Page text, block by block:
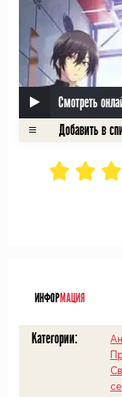
Смотреть
ИНФОРМАЦИЯ
Категории: